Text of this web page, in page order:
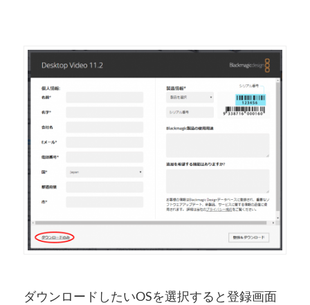
ダウンロードしたいOSを選択すると登録画面